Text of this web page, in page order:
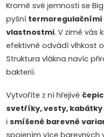
Kromě své jemnosti se
pyšní
vlastnostmi. V zimě vás
efektivně odvádí vlhkost
Struktura vlákna navíc
bakterií.
Vytvoříte z ní hřejivé
svetříky, vesty, kabátky
i smíšené barevné
spojením více barevných